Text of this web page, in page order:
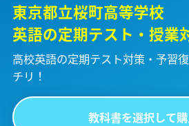
東京都立桜町高等学校
英語の定期テスト・授業
高校英語の定期テスト対策・予習
チリ！
教科書を選択して